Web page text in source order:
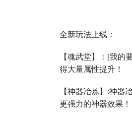
全新玩法上线：
【魂武堂】： [我的
得大量属性提升！
【神器冶炼】 :神器
更强力的神器效果！